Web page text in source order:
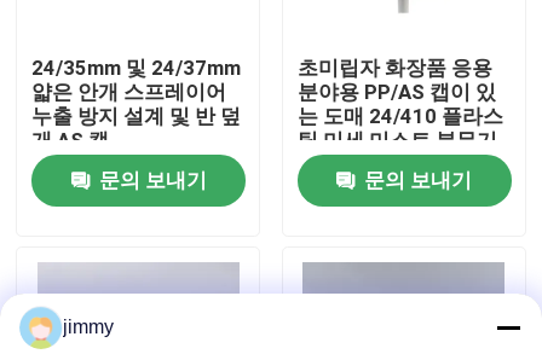
우리에 대하여
공장 여행
연락주세요
24/35mm 및 24/37mm
얇은 안개 스프레이어
누출 방지 설계 및 반 덮
개 AS 캡
문의 보내기
초미립자 화장품 응용
분야용 PP/AS 캡이 있
는 도매 24/410 플라스
틱 미세 미스트 분무기
문의 보내기
jimmy